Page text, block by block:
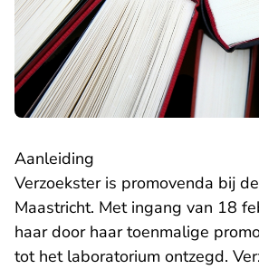
Aanleiding
Verzoekster is promovenda bij
Maastricht. Met ingang van 18
haar door haar toenmalige
tot het laboratorium ontzegd.